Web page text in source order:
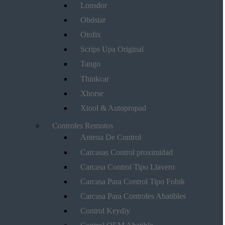
Lonsdor
Obdstar
Otofix
Scrips Upa Original
Tango
Thinkcar
Xhorse
Xtool & Autopropad
Controles Remotos
Antena De Control
Carcasas Control proximidad
Carcasa Control Tipo Llavero
Carcasa Para Control Tipo Fobik
Carcasa Para Controles Abatibles
Control Keydiy